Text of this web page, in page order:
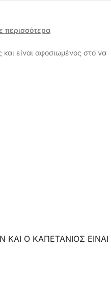
περισσότερα
και είναι αφοσιωμένος στο να
Ο ΚΑΠΕΤΑΝΙΟΣ ΕΙΝΑΙ